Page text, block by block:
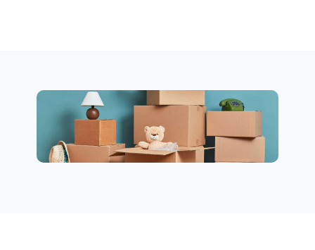
Möbeltransport
International